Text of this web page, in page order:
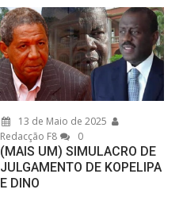
13 de Maio de 2025
Redacção F8
0
(MAIS UM) SIMULACRO DE
JULGAMENTO DE KOPELIPA
E DINO